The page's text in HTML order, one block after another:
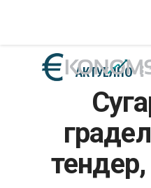
АКТУЕЛНО
ЕКОНОМИЈА
ФИНАНСИИ
БАНКАРСТВО
АКТУЕЛНО